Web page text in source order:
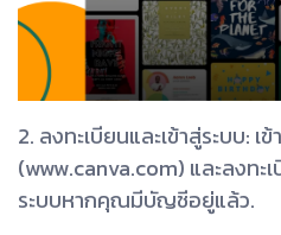
2. ลงทะเบียนและเข้าสู่ระบบ: เ
(www.canva.com) และลงทะ
ระบบหากคุณมีบัญชีอยู่แล้ว.